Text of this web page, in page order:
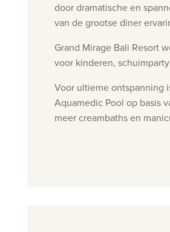
door dramatische en
van de grootse diner
Grand Mirage Bali Resort
voor kinderen,
Voor ultieme ontspanning
Aquamedic Pool op basis
meer creambaths en